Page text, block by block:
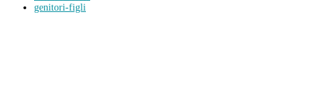
genitori-figli